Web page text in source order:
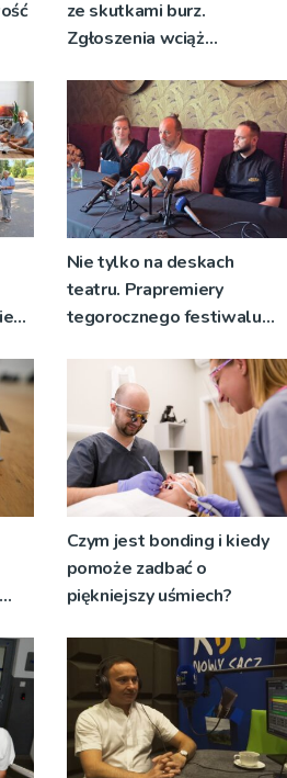
ze skutkami burz.
Zgłoszenia wciąż
Nie tylko na deskach
teatru. Prapremiery
tegorocznego festiwalu
niecodziennych
okolicznościach
Czym jest bonding i kiedy
pomoże zadbać o
piękniejszy uśmiech?